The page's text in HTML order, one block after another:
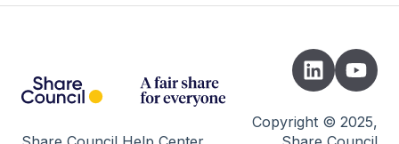
Opstellen juridische documenten
Copyright © 2025,